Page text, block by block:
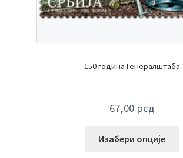
150 година Генералштаба
67,00 рсд
Изабери опције